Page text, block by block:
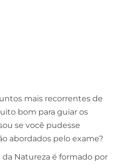
mais recorrentes de
bom para guiar os
se você pudesse
abordados pelo exame?
da Natureza é formado por